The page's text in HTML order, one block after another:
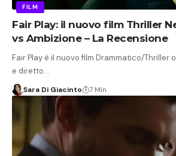
FILM
Fair Play: il nuovo film Thriller
vs Ambizione – La Recensione
Fair Play è il nuovo film Drammatico/Thriller
e diretto…
Sara Di Giacinto 7 Min